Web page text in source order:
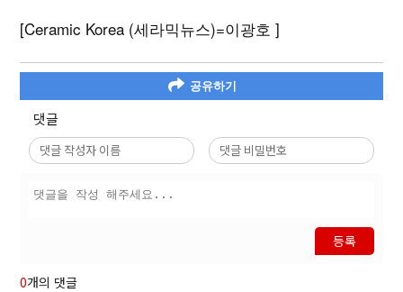
[Ceramic Korea (세라믹뉴스)=이광호 ]
공유하기
댓글
등록
0개의 댓글